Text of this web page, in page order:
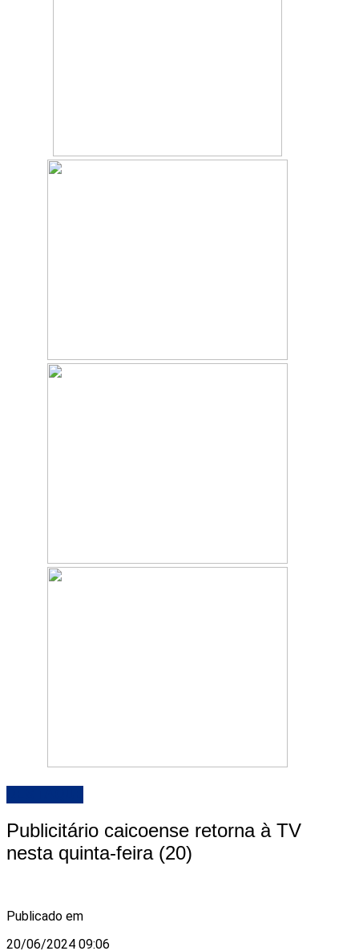
Publicitário caicoense retorna à TV
nesta quinta-feira (20)
Publicado em
20/06/2024 09:06